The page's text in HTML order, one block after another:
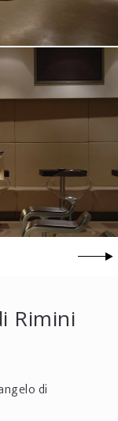
Rimini
di